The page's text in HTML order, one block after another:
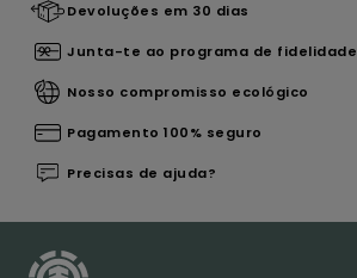
Devoluções em 30 dias
Junta-te ao programa de fidelidade
Nosso compromisso ecológico
Pagamento 100% seguro
Precisas de ajuda?